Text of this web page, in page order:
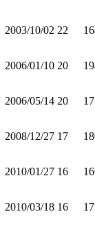
2003/10/02 22
2006/01/10 20
2006/05/14 20
2008/12/27 17
2010/01/27 16
2010/03/18 16